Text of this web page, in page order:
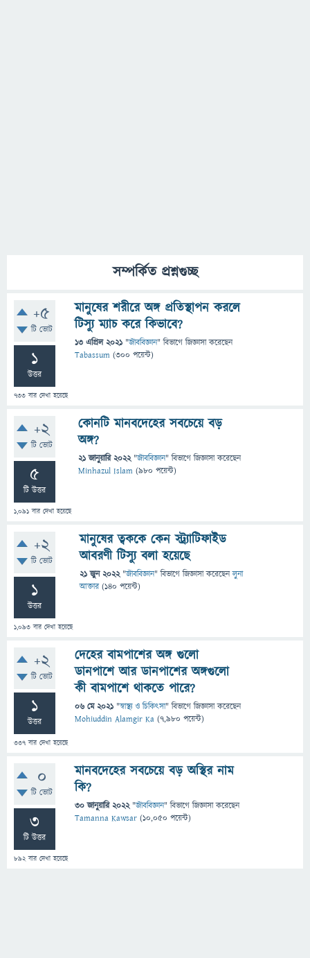
সম্পর্কিত প্রশ্নগুচ্ছ
+5
টি ভোট
1
উত্তর
733 বার দেখা হয়েছে
মানুষের শরীরে অঙ্গ প্রতিস্থাপন করলে
টিস্যু ম্যাচ করে কিভাবে?
13 এপ্রিল 2021 "জীববিজ্ঞান" বিভাগে জিজ্ঞাসাকরেছেন
Tabassum (300 পয়েন্ট)
+2
টি ভোট
5
টি উত্তর
1,091 বার দেখা হয়েছে
কোনটি মানবদেহের সবচেয়ে বড়
অঙ্গ?
21 জানুয়ারি 2022 "জীববিজ্ঞান" বিভাগে জিজ্ঞাসাকরেছেন
Minhazul Islam (980 পয়েন্ট)
+2
টি ভোট
1
উত্তর
1,093 বার দেখা হয়েছে
মানুষের ত্বককে কেন স্ট্র্যাটিফাইড
আবরণী টিস্যু বলা হয়েছে
21 জুন 2022 "জীববিজ্ঞান" বিভাগে জিজ্ঞাসাকরেছেনলুনা
আক্তার (140 পয়েন্ট)
+2
টি ভোট
1
উত্তর
337 বার দেখা হয়েছে
দেহের বামপাশের অঙ্গ গুলো
ডানপাশে আর ডানপাশের অঙ্গগুলো
কী বামপাশে থাকতে পারে?
06 মে 2021 "স্বাস্থ্য ও চিকিৎসা" বিভাগে জিজ্ঞাসাকরেছেন
Mohiuddin Alamgir Ka (7,980 পয়েন্ট)
0
টি ভোট
3
টি উত্তর
892বার দেখা হয়েছে
মানবদেহের সবচেয়ে বড় অস্থির নাম
কি?
30 জানুয়ারি 2022 "জীববিজ্ঞান" বিভাগে জিজ্ঞাসাকরেছেন
Tamanna Kawsar (10,050 পয়েন্ট)